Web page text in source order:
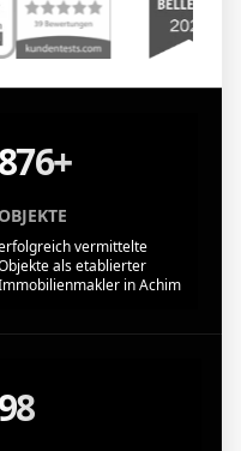
876+
vermittelte
als etablierter
in Achim
98